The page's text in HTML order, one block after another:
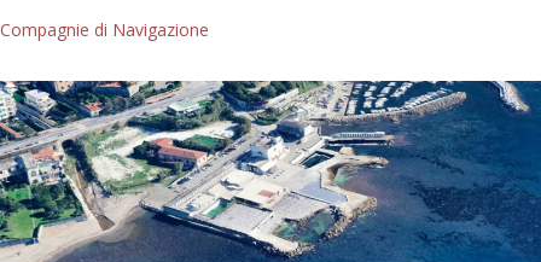
Compagnie di Navigazione